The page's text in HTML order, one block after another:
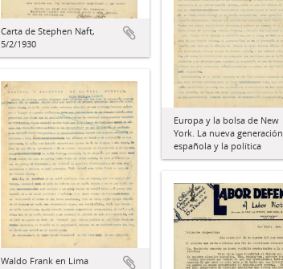
Carta de Stephen Naft,
5/2/1930
Europa y la bolsa de New
York. La nueva generación
española y la política
Waldo Frank en Lima